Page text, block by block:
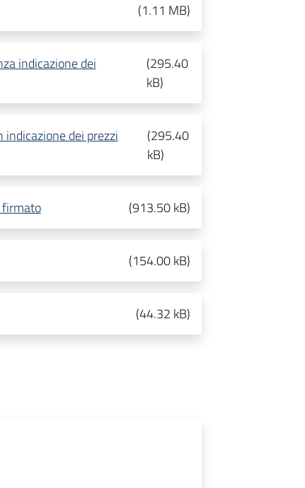
(1.11 MB)
indicazione dei
(295.40
kB)
dei prezzi
(295.40
kB)
(913.50 kB)
(154.00 kB)
(44.32 kB)